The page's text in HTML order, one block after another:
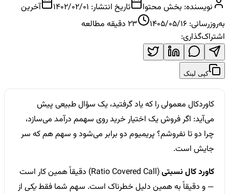
نویسنده: بخش محتوا تاریخ انتشار: 1402/02/01
آخرین
به‌روزرسانی: 1405/05/16
23 دقیقه مطالعه
اشتراک‌گذاری:
کپی لینک
کاوردکال معمولی را که یاد گرفتید، یک سؤال طبیعی پیش
می‌آید: اگر فروش یک اختیار خرید روی سهمم درآمد می‌سازد،
چرا دو تا نفروشم؟ پریمیوم دو برابر می‌شود و سهم هم که سر
جایش است.
کاورد کال نسبتی
(Ratio Covered Call) دقیقاً همین کار است
— و دقیقاً به همین دلیل خطرناک است. سهم شما فقطیکی از